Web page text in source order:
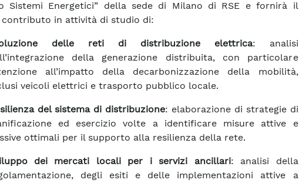
Sistemi Energetici” della sede di Milano di RSE e fornirà il
in attività di studio di:
delle reti di distribuzione elettrica: analisi
della generazione distribuita, con particolare
all’impatto della decarbonizzazione della mobilità,
veicoli elettrici e trasporto pubblico locale.
del sistema di distribuzione: elaborazione di strategie di
ed esercizio volte a identificare misure attive e
ottimali per il supporto alla resilienza della rete.
dei mercati locali per i servizi ancillari: analisi della
degli esiti e delle implementazioni attive a